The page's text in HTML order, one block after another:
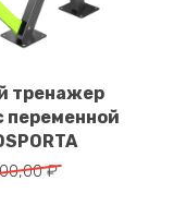
тренажер
переменной
₽
составляла 328
₽.